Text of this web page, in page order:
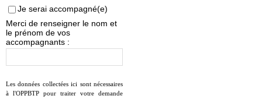
Je serai accompagné(e)
Merci de renseigner le nom et
le prénom de vos
accompagnants :
Les données collectées ici sont nécessaires
à l'OPPBTP pour traiter votre demande